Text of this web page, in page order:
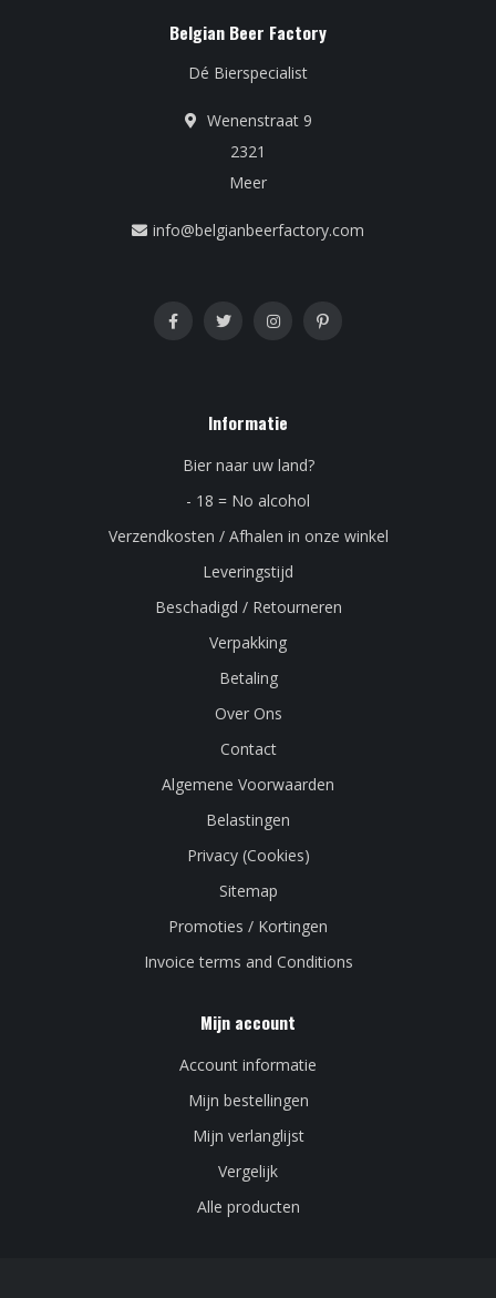
Belgian Beer Factory
Dé Bierspecialist
Wenenstraat 9
2321
Meer
info@belgianbeerfactory.com
Informatie
Bier naar uw land?
- 18 = No alcohol
Verzendkosten / Afhalen in onze winkel
Leveringstijd
Beschadigd / Retourneren
Verpakking
Betaling
Over Ons
Contact
Algemene Voorwaarden
Belastingen
Privacy (Cookies)
Sitemap
Promoties / Kortingen
Invoice terms and Conditions
Mijn account
Account informatie
Mijn bestellingen
Mijn verlanglijst
Vergelijk
Alle producten